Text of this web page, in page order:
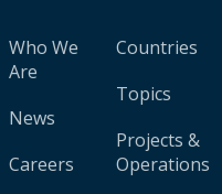
Who We
Are
News
Careers
Countries
Topics
Projects &
Operations